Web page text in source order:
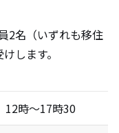
2名（いずれも移住
します。
12時〜17時30